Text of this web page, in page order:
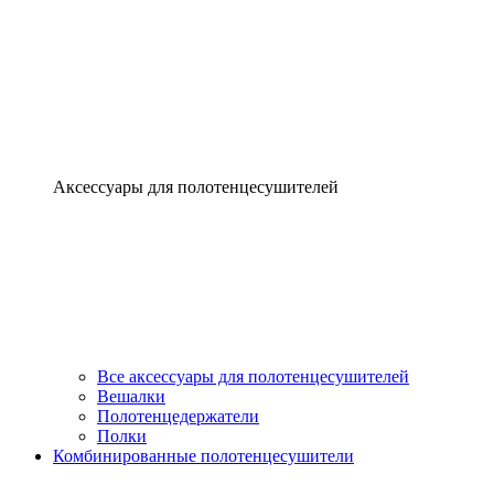
Аксессуары для полотенцесушителей
Все аксессуары для полотенцесушителей
Вешалки
Полотенцедержатели
Полки
Комбинированные полотенцесушители